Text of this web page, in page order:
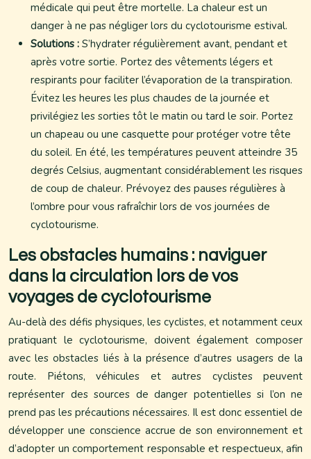
médicale qui peut être mortelle. La chaleur est un
danger à ne pas négliger lors du cyclotourisme estival.
Solutions : S’hydrater régulièrement avant, pendant et
après votre sortie. Portez des vêtements légers et
respirants pour faciliter l’évaporation de la transpiration.
Évitez les heures les plus chaudes de la journée et
privilégiez les sorties tôt le matin ou tard le soir. Portez
un chapeau ou une casquette pour protéger votre tête
du soleil. En été, les températures peuvent atteindre 35
degrés Celsius, augmentant considérablement les risques
de coup de chaleur. Prévoyez des pauses régulières à
l’ombre pour vous rafraîchir lors de vos journées de
cyclotourisme.
Les obstacles humains : naviguer
dans la circulation lors de vos
voyages de cyclotourisme
Au-delà des défis physiques, les cyclistes, et notamment ceux
pratiquant le cyclotourisme, doivent également composer
avec les obstacles liés à la présence d’autres usagers de la
route. Piétons, véhicules et autres cyclistes peuvent
représenter des sources de danger potentielles si l’on ne
prend pas les précautions nécessaires. Il est donc essentiel de
développer une conscience accrue de son environnement et
d’adopter un comportement responsable et respectueux, afin